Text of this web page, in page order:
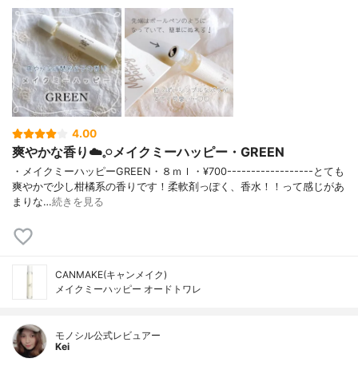
4.00
爽やかな香り☁️𓈒𓏸メイクミーハッピー・GREEN
・メイクミーハッピーGREEN・８ｍｌ・¥700------------------とても
爽やかで少し柑橘系の香りです！柔軟剤っぽく、香水！！って感じがあ
まりな…続きを見る
CANMAKE(キャンメイク)
メイクミーハッピー オードトワレ
モノシル公式レビュアー
Kei